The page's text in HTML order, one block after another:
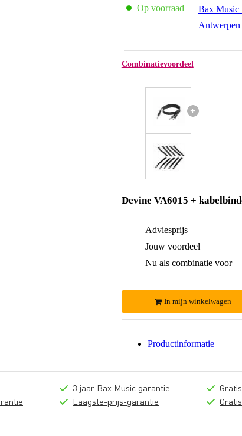
Op voorraad
Bax Music
Antwerpen
Combinatievoordeel
+
Devine VA6015 +
Adviesprijs
Jouw voordeel
Nu als combinatie voor
In mijn winkelwagen
Productinformatie
3 jaar Bax Music garantie
Laagste-prijs-garantie